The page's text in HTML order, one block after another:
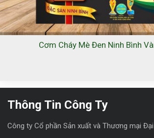
Cơm Cháy Mè Đen Ninh Bình
Thông Tin Công Ty
Công ty Cổ phần Sản xuất và Thương mại